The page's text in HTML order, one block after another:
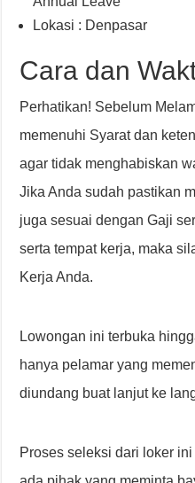
Lokasi : Denpasar
Cara dan
Perhatikan! Sebelum
memenuhi Syarat dan
agar tidak menghabiskan
Jika Anda sudah pastikan
juga sesuai dengan Gaji
serta tempat kerja, maka
Kerja Anda.
Lowongan ini terbuka
hanya pelamar yang
diundang buat lanjut ke
Proses seleksi dari loker